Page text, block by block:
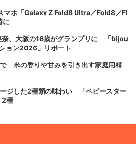
マホ「Galaxy Z Fold8 Ultra／Fold8／Fl
に
奈、大阪の16歳がグランプリに 「bijou
ョン2026」リポート
米の香りや甘みを引き出す家庭用精
ージした2種類の味わい 「ベビースター
2種